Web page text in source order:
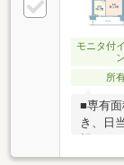
モニタ付
ン
所
■専有
き、日
望めま
水器一